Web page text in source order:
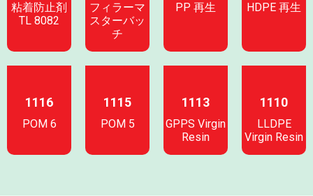
粘着防止剤
TL 8082
フィラーマ
スターバッ
チ
PP 再生 HDPE 再生
1116
POM 6
1115
POM 5
1113
GPPS Virgin
Resin
1110
LLDPE
Virgin Resin